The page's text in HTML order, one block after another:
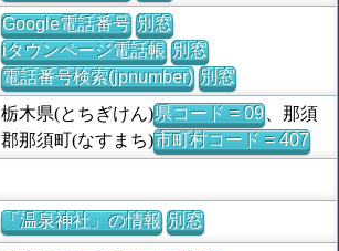
Google電話番号 別窓
iタウンページ電話帳 別窓
電話番号検索(jpnumber) 別窓
栃木県(とちぎけん)県コード = 09、那須
郡那須町(なすまち)市町村コード = 407
「温泉神社」の情報 別窓